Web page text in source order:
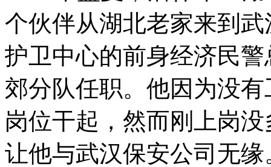
个伙伴从湖北老家来到
护卫中心的前身经济民
郊分队任职。他因为没
岗位干起，然而刚上岗
让他与武汉保安公司无